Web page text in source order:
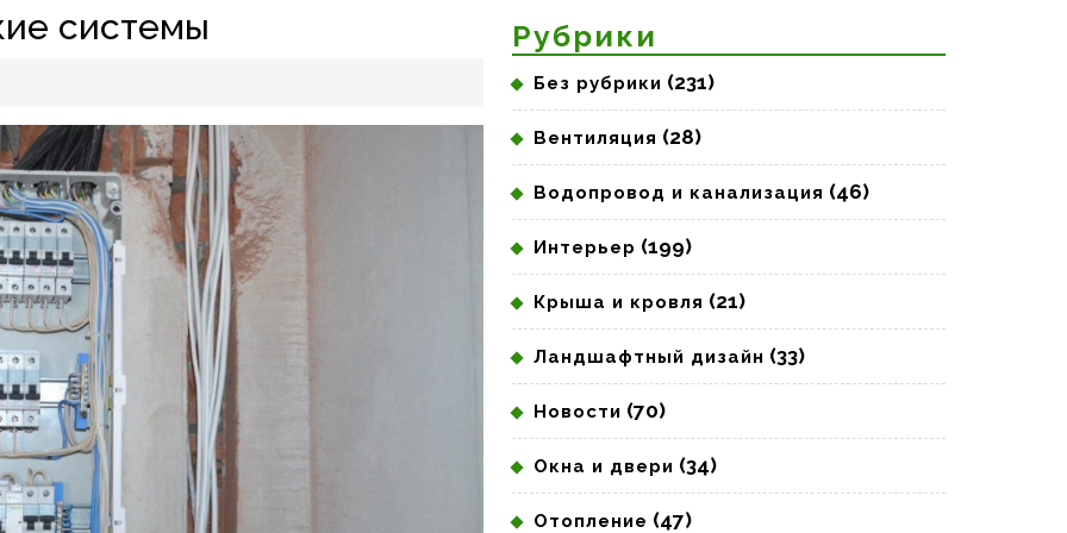
системы Рубрики
Без рубрики (231)
Вентиляция (28)
Водопровод и канализация (46)
Интерьер (199)
Крыша и кровля (21)
Ландшафтный дизайн (33)
Новости (70)
Окна и двери (34)
Отопление (47)